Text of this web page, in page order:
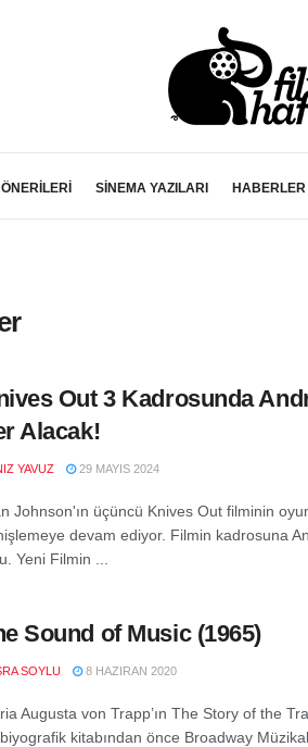
SİNEMA YAZILARI HABERLER
Out 3 Kadrosunda
Alacak!
YAVUZ 29 MAYIS 2024
Johnson'ın üçüncü Knives Out filminin
devam ediyor. Filmin kadrosuna
Yeni Filmin ...
Sound of Music (1965)
SOYLU 8 HAZIRAN 2020
Augusta von Trapp’ın The Story of the
kitabından önce Broadway